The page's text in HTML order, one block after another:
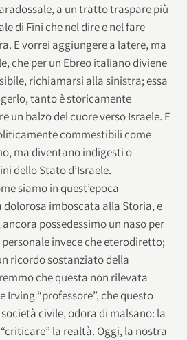
a un tratto traspare più
di Fini che nel dire e nel fare
E vorrei aggiungere a latere, ma
che per un Ebreo italiano diviene
richiamarsi alla sinistra; essa
tanto è storicamente
un balzo del cuore verso Israele. E
commestibili come
ma diventano indigesti o
dello Stato d’Israele.
siamo in quest’epoca
dolorosa imboscata alla Storia, e
possedessimo un naso per
invece che eterodiretto;
ricordo sostanziato della
che questa non rilevata
Irving “professore”, che questo
civile, odora di malsano: la
la realtà. Oggi, la nostra